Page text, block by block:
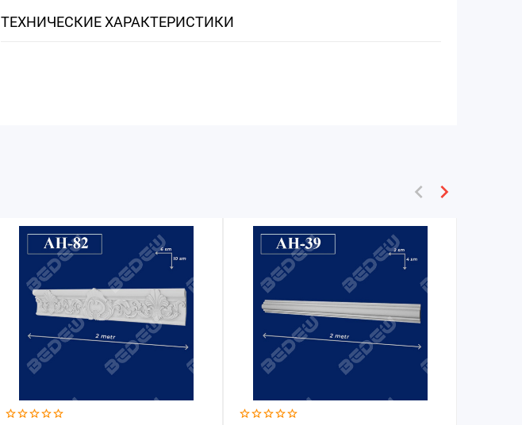
ТЕХНИЧЕСКИЕ ХАРАКТЕРИСТИКИ